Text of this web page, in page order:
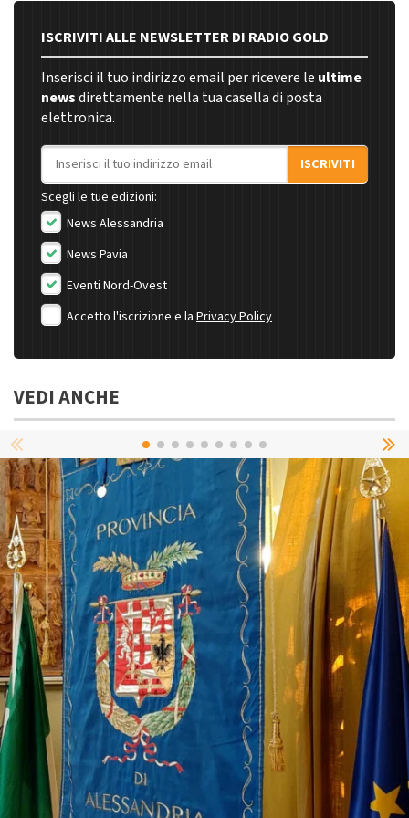
ISCRIVITI ALLE NEWSLETTER DI RADIO GOLD
Inserisci il tuo indirizzo email per ricevere le ultime
newsdirettamente nella tua casella di posta
elettronica.
Indirizzo email
ISCRIVITI
Scegli le tue edizioni:
News Alessandria
News Pavia
Eventi Nord-Ovest
Accetto l'iscrizione e la Privacy Policy
VEDI ANCHE